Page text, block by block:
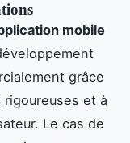
mobile
grâce
et à
Le cas de